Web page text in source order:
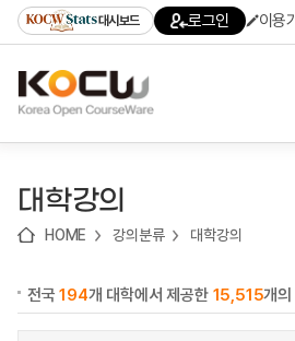
기
기
기
content)
가
대시보드 로그인 이용
대학강의
HOME 강의분류 대학강의
전국194개 대학에서 제공한 15,515개